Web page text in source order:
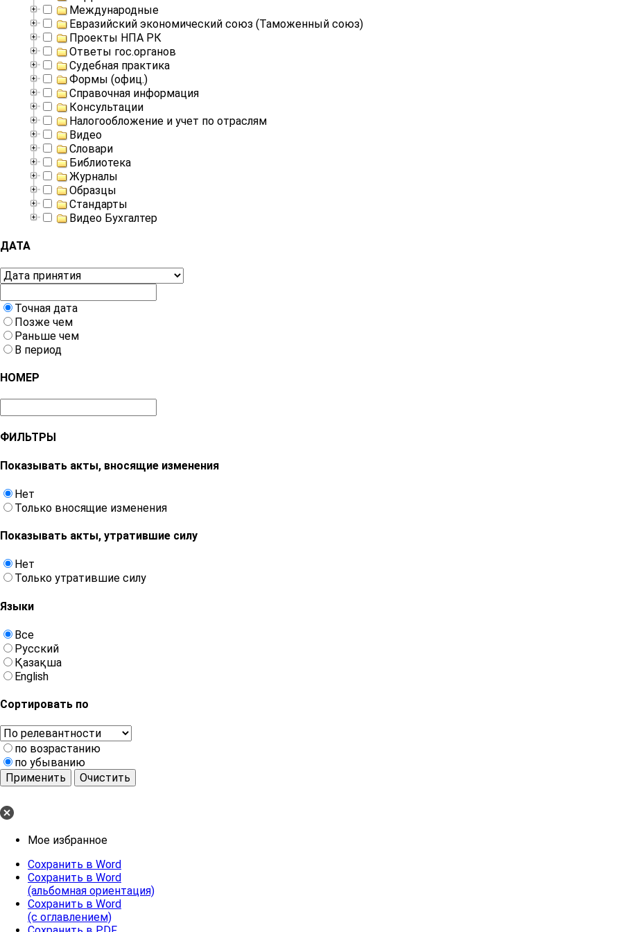
Международные
Евразийский экономический союз (Таможенный союз)
Проекты НПА РК
Ответы гос.органов
Судебная практика
Формы (офиц.)
Справочная информация
Консультации
Налогообложение и учет по отраслям
Видео
Словари
Библиотека
Журналы
Образцы
Стандарты
Видео Бухгалтер
ДАТА
Точная дата
Позже чем
Раньше чем
В период
НОМЕР
ФИЛЬТРЫ
Показывать акты, вносящие изменения
Нет
Только вносящие изменения
Показывать акты, утратившие силу
Нет
Только утратившие силу
Языки
Все
Русский
Қазақша
English
Сортировать по
по возрастанию
по убыванию
Применить
Очистить
Мое избранное
Сохранить в Word
Сохранить в Word
(альбомная ориентация)
Сохранить в Word
(с оглавлением)